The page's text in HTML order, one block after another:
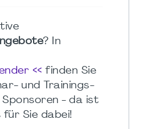
? In
<< finden Sie
und Trainings-
Sponsoren - da ist
Sie dabei!